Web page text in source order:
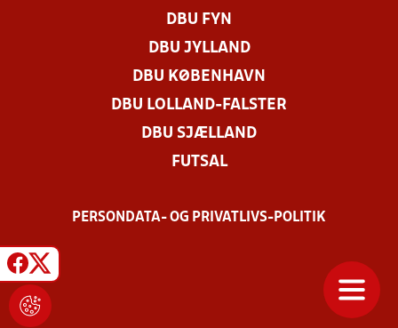
DBU FYN
DBU JYLLAND
DBU KØBENHAVN
DBU LOLLAND-FALSTER
DBU SJÆLLAND
FUTSAL
PERSONDATA- OG PRIVATLIVS-POLITIK